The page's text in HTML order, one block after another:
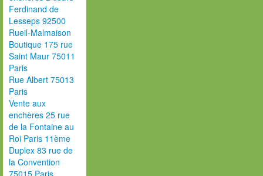
Ferdinand de
Lesseps 92500
Rueil-Malmaison
Boutique 175 rue
Saint Maur 75011
Paris
Rue Albert 75013
Paris
Vente aux
enchères 25 rue
de la Fontaine au
Roi Paris 11ème
Duplex 83 rue de
la Convention
75015 Paris